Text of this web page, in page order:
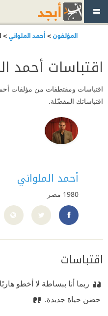
المؤلفون>أحمد الملواني>
اقتباسات أحمد
اقتباسات ومقتطفات من مؤلفات
اقتباساتك المفضّلة.
أحمد الملواني
1980 مصر
اقتباسات
ربما أنا ببساطة لا أخطو
حضن حياة جديدة.